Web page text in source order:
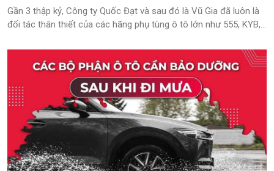
Gần 3 thập kỷ, Công ty Quốc Đạt và sau đó là Vũ Gia đã luôn là
đối tác thân thiết của các hãng phụ tùng ô tô lớn như 555, KYB,